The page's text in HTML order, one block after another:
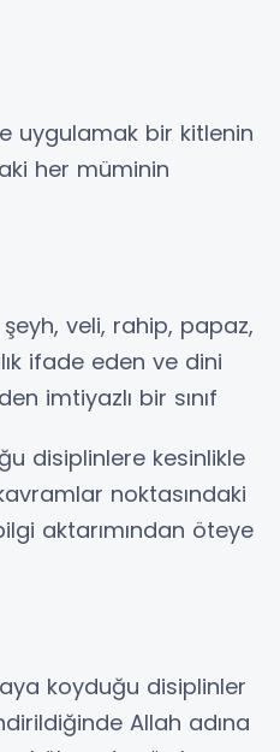
uygulamak bir kitlenin
her müminin
şeyh, veli, rahip, papaz,
ifade eden ve dini
imtiyazlı bir sınıf
disiplinlere kesinlikle
noktasındaki
aktarımından öteye
koyduğu disiplinler
Allah adına